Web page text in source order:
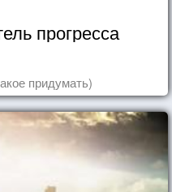
прогресса
придумать)